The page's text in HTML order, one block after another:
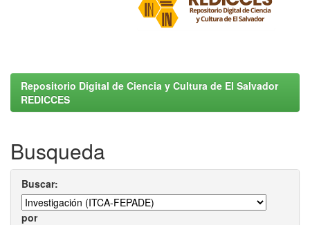
Repositorio Digital de Ciencia y Cultura de El Salvador
REDICCES
Busqueda
Buscar:
por